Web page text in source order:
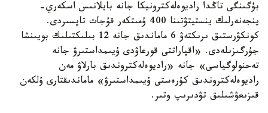
بۇگىنگى تاڭدا راديوەلەكترونيكا جانە بايلانىس اسكەري-
ينجەنەرلىك ينستيتۋتىنا 400 ۇمىتكەر قۇجات تاپسىردى.
كونكۋرستىق ىرىكتەۋ 6 ماماندىق جانە 12 بىلىكتىلىك بويىنشا
جۇرگىزىلەدى. «اقپاراتتى قورعاۋدى ۇيىمداستىرۋ جانە
تەحنولوگياسى» جانە «راديوەلەكتروندىق بارلاۋ مەن
راديوەلەكتروندىق كۇرەستى ۇيىمداستىرۋ» ماماندىقتارى ۇلكەن
قىزىعۋشىلىق تۋدىرىپ وتىر.